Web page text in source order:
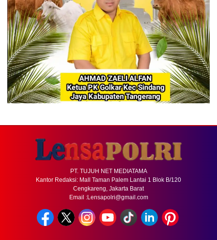
PT. TUJUH NET MEDIATAMA
Kantor Redaksi: Mall Taman Palem Lantai 1 Blok B/120
Cengkareng, Jakarta Barat
Email :Lensapolri@gmail.com